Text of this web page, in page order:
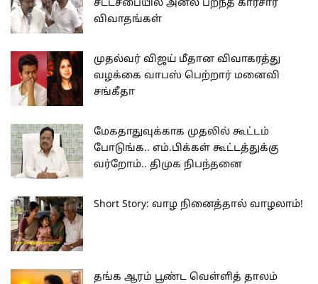
சட்டசபையில் அனல் பறந்த காரசார
விவாதங்கள்
முதல்வர் விஜய் மீதான விவாகரத்து
வழக்கை வாபஸ் பெற்றார் மனைவி
சங்கீதா
மேகதாதுவுக்காக முதலில் கூட்டம்
போடுங்க.. எம்.பிக்கள் கூட்டத்துக்கு
வர்றோம்.. திமுக நிபந்தனை
Short Story: வாழ நினைத்தால் வாழலாம்!
தங்க ஆரம் பூண்ட வெள்ளித் தாலம்